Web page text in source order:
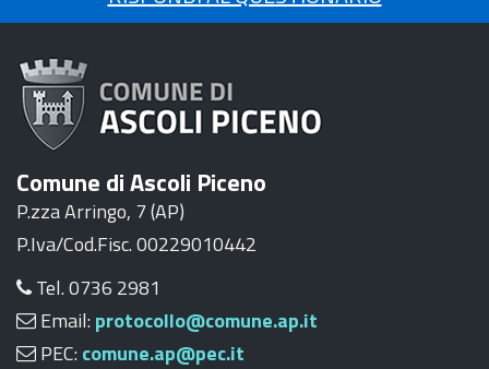
Comune di Ascoli Piceno
P.zza Arringo, 7 (AP)
P.Iva/Cod.Fisc. 00229010442
Tel. 0736 2981
Email: protocollo@comune.ap.it
PEC: comune.ap@pec.it